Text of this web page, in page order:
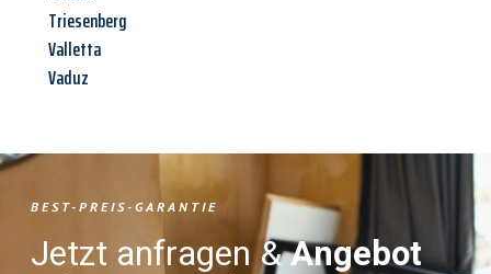
Triesenberg
Valletta
Vaduz
BEST-PREIS-GARANTIE
Jetzt anfragen &Angebot